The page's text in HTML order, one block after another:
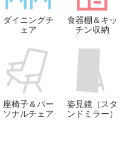
ダイニングチ
ェア
食器棚＆キッ
チン収納
座椅子＆パー
ソナルチェア
姿見鏡（スタ
ンドミラー）